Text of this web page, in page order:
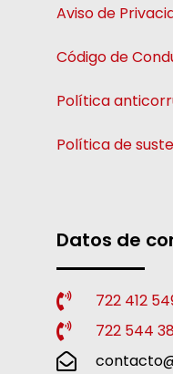
Aviso de
Código de
Política
Política de
Datos de
722 412
722 544